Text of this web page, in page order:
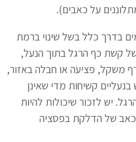
על כאבים).
בדרך כלל בשל שינוי ברמת
קשת כף הרגל בתוך הנעל,
משקל, פציעה או חבלה באזור,
קשיחות מדי שאינן
יש לזכור שיכולות להיות
של הדלקת בפסציה